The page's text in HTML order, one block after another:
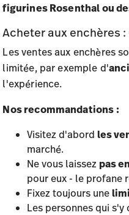
figurines Rosenthal ou
Acheter aux enchères
Les ventes aux enchères
limitée, par exemple d'
l'expérience.
Nos recommandations :
Visitez d'abordles
marché.
Ne vous laissez pas
pour eux - le profane
Fixez toujours une
Les personnes qui